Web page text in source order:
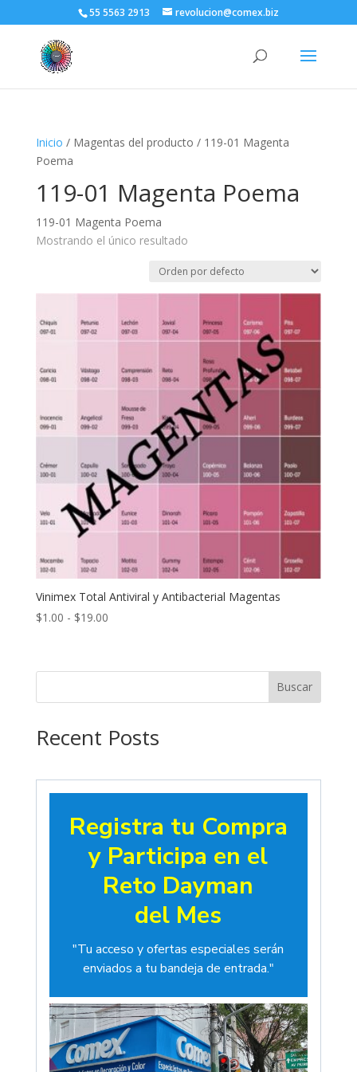
55 5563 2913 revolucion@comex.biz
Inicio / Magentas del producto / 119-01 Magenta
Poema
119-01 Magenta Poema
119-01 Magenta Poema
Mostrando el único resultado
Vinimex Total Antiviral y Antibacterial Magentas
$1.00 - $19.00Rango
desde
Buscar
Recent Posts
Registra tu Compra
y Participa en el
Reto Dayman
del Mes
"Tu acceso y ofertas especiales serán
enviados a tu bandeja de entrada."